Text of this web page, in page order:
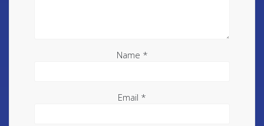
Name *
Email *